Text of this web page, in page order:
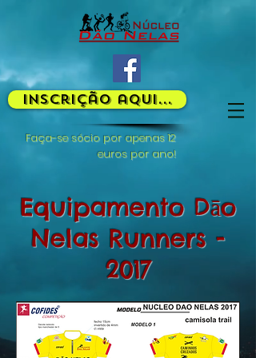
Inscrição aqui...
Faça-se sócio por apenas 12
euros por ano!
Equipamento Dāo
Nelas Runners -
2017